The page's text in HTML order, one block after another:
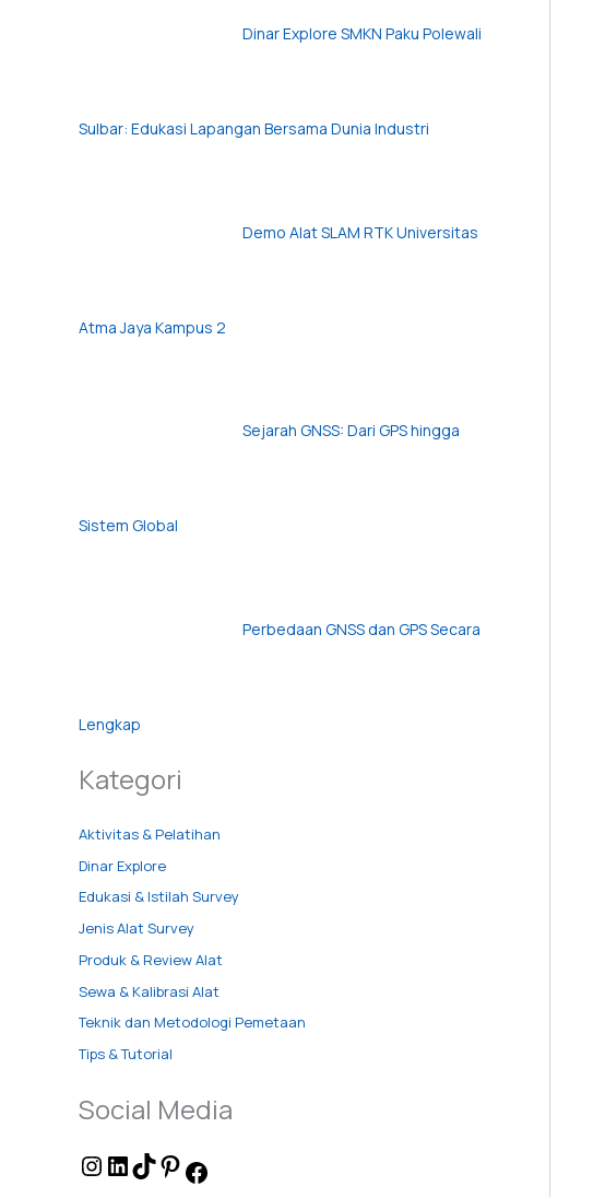
Dinar Explore SMKN Paku Polewali
Sulbar: Edukasi Lapangan Bersama Dunia Industri
Demo Alat SLAM RTK Universitas
Atma Jaya Kampus 2
Sejarah GNSS: Dari GPS hingga
Sistem Global
Perbedaan GNSS dan GPS Secara
Lengkap
Kategori
Aktivitas & Pelatihan
Dinar Explore
Edukasi & Istilah Survey
Jenis Alat Survey
Produk & Review Alat
Sewa & Kalibrasi Alat
Teknik dan Metodologi Pemetaan
Tips & Tutorial
Social Media